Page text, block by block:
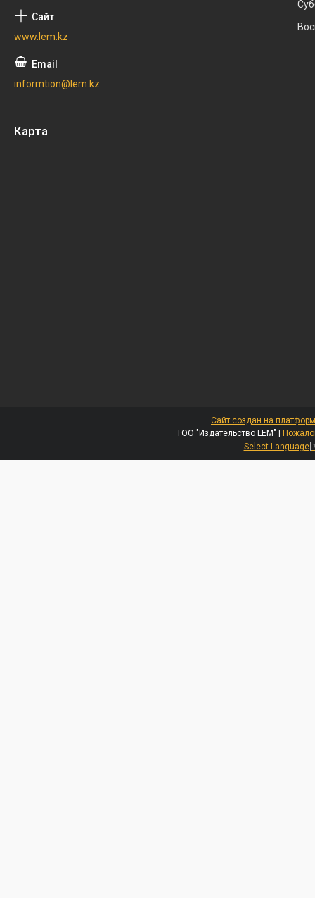
www.lem.kz
informtion@lem.kz
Карта
Сайт создан на
ТОО "Издательство LEM" |
Select Language